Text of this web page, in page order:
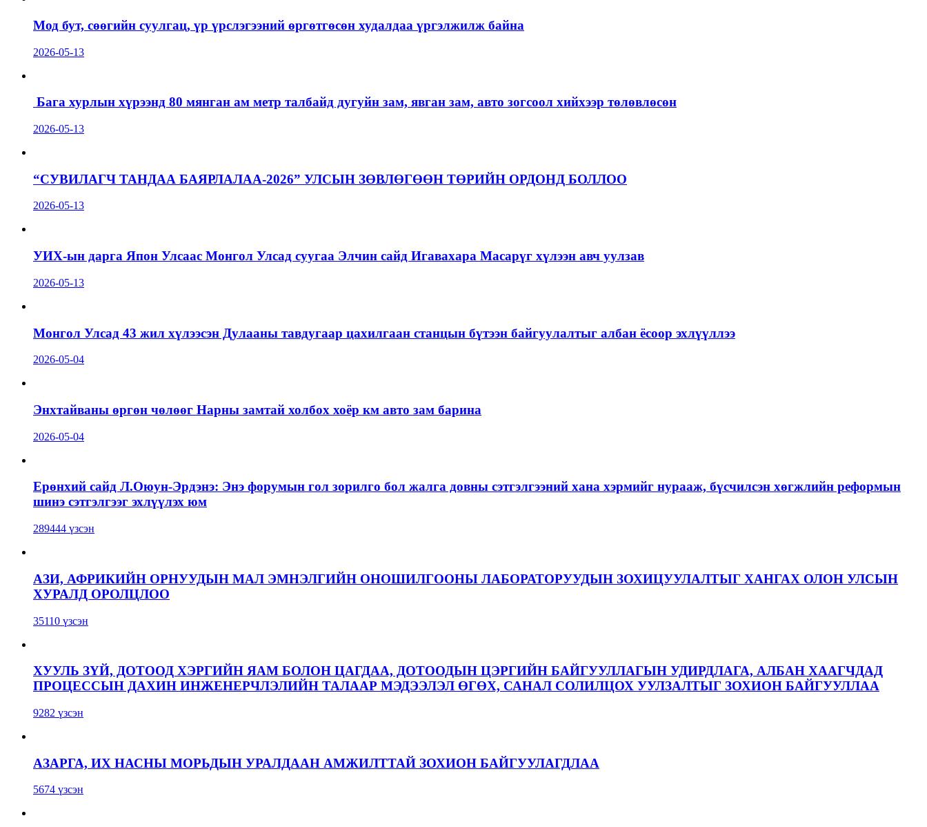
Мод бут, сөөгийн суулгац, үр үрслэгээний өргөтгөсөн худалдаа үргэлжилж байна
2026-05-13
Бага хурлын хүрээнд 80 мянган ам метр талбайд дугуйн зам, явган зам, авто зогсоол хийхээр төлөвлөсөн
2026-05-13
“СУВИЛАГЧ ТАНДАА БАЯРЛАЛАА-2026” УЛСЫН ЗӨВЛӨГӨӨН ТӨРИЙН ОРДОНД БОЛЛОО
2026-05-13
УИХ-ын дарга Япон Улсаас Монгол Улсад суугаа Элчин сайд Игавахара Масарүг хүлээн авч уулзав
2026-05-13
Монгол Улсад 43 жил хүлээсэн Дулааны тавдугаар цахилгаан станцын бүтээн байгуулалтыг албан ёсоор эхлүүллээ
2026-05-04
Энхтайваны өргөн чөлөөг Нарны замтай холбох хоёр км авто зам барина
2026-05-04
Ерөнхий сайд Л.Оюун-Эрдэнэ: Энэ форумын гол зорилго бол жалга довны сэтгэлгээний хана хэрмийг нурааж, бүсчилсэн хөгжлийн реформын
шинэ сэтгэлгээг эхлүүлэх юм
289444 үзсэн
АЗИ, АФРИКИЙН ОРНУУДЫН МАЛ ЭМНЭЛГИЙН ОНОШИЛГООНЫ ЛАБОРАТОРУУДЫН ЗОХИЦУУЛАЛТЫГ ХАНГАХ ОЛОН УЛСЫН
ХУРАЛД ОРОЛЦЛОО
35110 үзсэн
ХУУЛЬ ЗҮЙ, ДОТООД ХЭРГИЙН ЯАМ БОЛОН ЦАГДАА, ДОТООДЫН ЦЭРГИЙН БАЙГУУЛЛАГЫН УДИРДЛАГА, АЛБАН ХААГЧДАД
ПРОЦЕССЫН ДАХИН ИНЖЕНЕРЧЛЭЛИЙН ТАЛААР МЭДЭЭЛЭЛ ӨГӨХ, САНАЛ СОЛИЛЦОХ УУЛЗАЛТЫГ ЗОХИОН БАЙГУУЛЛАА
9282 үзсэн
АЗАРГА, ИХ НАСНЫ МОРЬДЫН УРАЛДААН АМЖИЛТТАЙ ЗОХИОН БАЙГУУЛАГДЛАА
5674 үзсэн